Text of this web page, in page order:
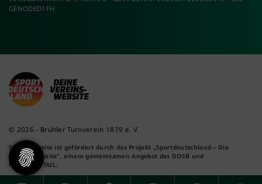
GENODED1FH
© 2026 - Brühler Turnverein 1879 e. V.
Diese Website ist gefördert durch das Projekt
„Sportdeutschland – Die
Vereinswebsite” , einem gemeinsamen Angebot des DOSB und
NETZCOCKTAIL.